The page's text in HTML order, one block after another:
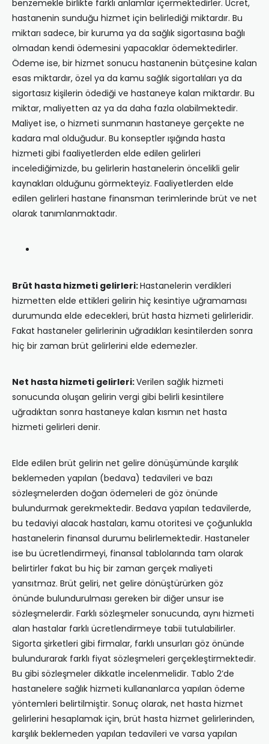
benzemekle birlikte farklı anlamlar içermektedirler. Ücret,
hastanenin sunduğu hizmet için belirlediği miktardır. Bu
miktarı sadece, bir kuruma ya da sağlık sigortasına bağlı
olmadan kendi ödemesini yapacaklar ödemektedirler.
Ödeme ise, bir hizmet sonucu hastanenin bütçesine kalan
esas miktardır, özel ya da kamu sağlık sigortalıları ya da
sigortasız kişilerin ödediği ve hastaneye kalan miktardır. Bu
miktar, maliyetten az ya da daha fazla olabilmektedir.
Maliyet ise, o hizmeti sunmanın hastaneye gerçekte ne
kadara mal olduğudur. Bu konseptler ışığında hasta
hizmeti gibi faaliyetlerden elde edilen gelirleri
incelediğimizde, bu gelirlerin hastanelerin öncelikli gelir
kaynakları olduğunu görmekteyiz. Faaliyetlerden elde
edilen gelirleri hastane finansman terimlerinde brüt ve net
olarak tanımlanmaktadır.
Brüt hasta hizmeti gelirleri:Hastanelerin verdikleri
hizmetten elde ettikleri gelirin hiç kesintiye uğramaması
durumunda elde edecekleri, brüt hasta hizmeti gelirleridir.
Fakat hastaneler gelirlerinin uğradıkları kesintilerden sonra
hiç bir zaman brüt gelirlerini elde edemezler.
Net hasta hizmeti gelirleri:Verilen sağlık hizmeti
sonucunda oluşan gelirin vergi gibi belirli kesintilere
uğradıktan sonra hastaneye kalan kısmın net hasta
hizmeti gelirleri denir.
Elde edilen brüt gelirin net gelire dönüşümünde karşılık
beklemeden yapılan (bedava) tedavileri ve bazı
sözleşmelerden doğan ödemeleri de göz önünde
bulundurmak gerekmektedir. Bedava yapılan tedavilerde,
bu tedaviyi alacak hastaları, kamu otoritesi ve çoğunlukla
hastanelerin finansal durumu belirlemektedir. Hastaneler
ise bu ücretlendirmeyi, finansal tablolarında tam olarak
belirtirler fakat bu hiç bir zaman gerçek maliyeti
yansıtmaz. Brüt geliri, net gelire dönüştürürken göz
önünde bulundurulması gereken bir diğer unsur ise
sözleşmelerdir. Farklı sözleşmeler sonucunda, aynı hizmeti
alan hastalar farklı ücretlendirmeye tabii tutulabilirler.
Sigorta şirketleri gibi firmalar, farklı unsurları göz önünde
bulundurarak farklı fiyat sözleşmeleri gerçekleştirmektedir.
Bu gibi sözleşmeler dikkatle incelenmelidir. Tablo 2’de
hastanelere sağlık hizmeti kullananlarca yapılan ödeme
yöntemleri belirtilmiştir. Sonuç olarak, net hasta hizmet
gelirlerini hesaplamak için, brüt hasta hizmet gelirlerinden,
karşılık beklemeden yapılan tedavileri ve varsa yapılan